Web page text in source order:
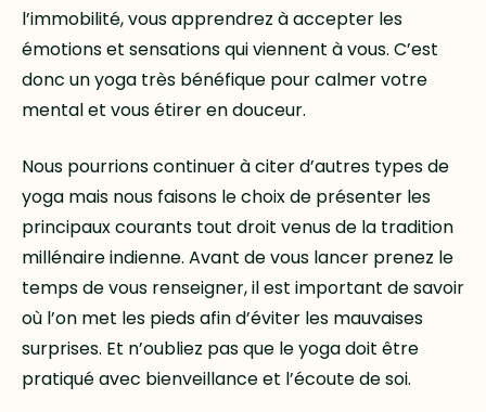
l’immobilité, vous apprendrez à accepter les
émotions et sensations qui viennent à vous. C’est
donc un yoga très bénéfique pour calmer votre
mental et vous étirer en douceur.
Nous pourrions continuer à citer d’autres types de
yoga mais nous faisons le choix de présenter les
principaux courants tout droit venus de la tradition
millénaire indienne. Avant de vous lancer prenez le
temps de vous renseigner, il est important de savoir
où l’on met les pieds afin d’éviter les mauvaises
surprises. Et n’oubliez pas que le yoga doit être
pratiqué avec bienveillance et l’écoute de soi.